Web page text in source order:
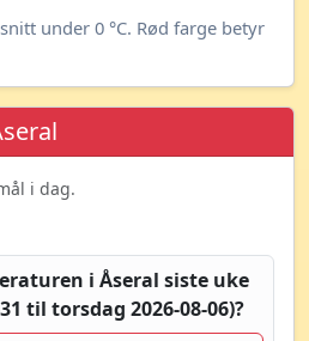
under 0 °C. Rød farge betyr
i dag.
i Åseral siste uke
til torsdag 2026-08-06)?